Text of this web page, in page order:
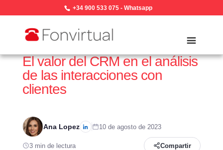
+34 900 533 075- Whatsapp
El valor del CRM en el análisis
de las interacciones con
clientes
Ana Lopez 10 de agosto de 2023
3 min de lectura Compartir